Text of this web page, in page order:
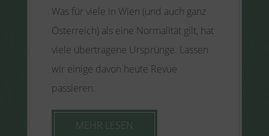
Was für viele in Wien (und auch ganz
Österreich) als eine Normalität gilt, hat
viele übertragene Ursprünge. Lassen
wir einige davon heute Revue
passieren.
MEHR LESEN